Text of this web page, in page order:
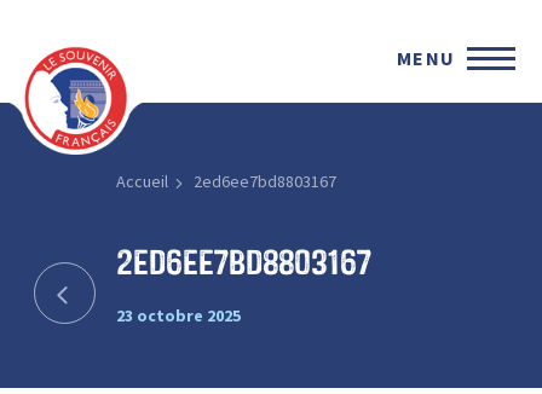
MENU
Accueil 2ed6ee7bd8803167
2ed6ee7bd8803167
23 octobre 2025